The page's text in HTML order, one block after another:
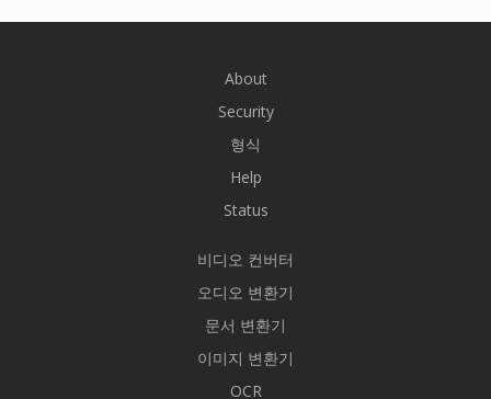
About
Security
형식
Help
Status
비디오 컨버터
오디오 변환기
문서 변환기
이미지 변환기
OCR